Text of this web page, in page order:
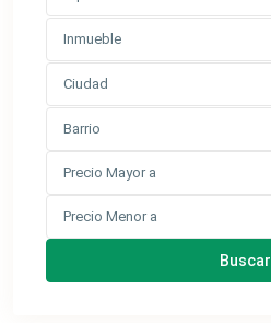
Inmueble
Ciudad
Barrio
Buscar